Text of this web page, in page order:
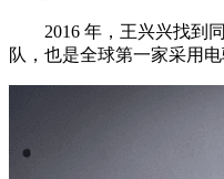
2016 年，王兴兴找到同
队，也是全球第一家采用电